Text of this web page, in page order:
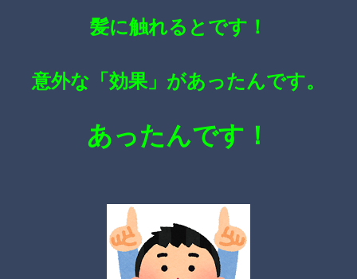
髪に触れるとです！
意外な「効果」があったんです。
あったんです！